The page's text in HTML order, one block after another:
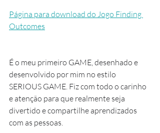
Página para download do Jogo Finding
Outcomes
É o meu primeiro GAME, desenhado e
desenvolvido por mim no estilo
SERIOUS GAME. Fiz com todo o carinho
e atenção para que realmente seja
divertido e compartilhe aprendizados
com as pessoas.